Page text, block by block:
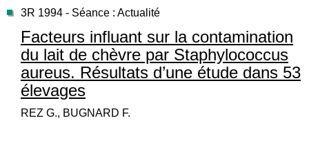
3R 1994 - Séance : Actualité
Facteurs influant sur la contamination
du lait de chèvre par Staphylococcus
aureus. Résultats d’une étude dans 53
élevages
REZ G., BUGNARD F.